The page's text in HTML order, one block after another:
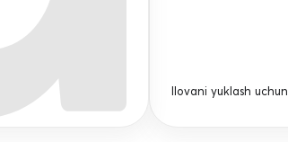
Ilovani yuklash uchun